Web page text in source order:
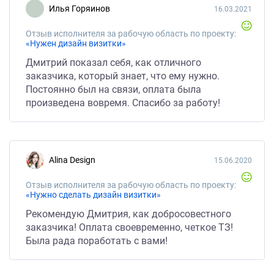
Илья Горяинов
Отзыв исполнителя за рабочую область по проекту:
«Нужен дизайн визитки»
16.03.2021
Дмитрий показал себя, как отличного
заказчика, который знает, что ему нужно.
Постоянно был на связи, оплата была
произведена вовремя. Спасибо за работу!
Alina Design
Отзыв исполнителя за рабочую область по проекту:
«Нужно сделать дизайн визитки»
15.06.2020
Рекомендую Дмитрия, как добросовестного
заказчика! Оплата своевременно, четкое ТЗ!
Была рада поработать с вами!